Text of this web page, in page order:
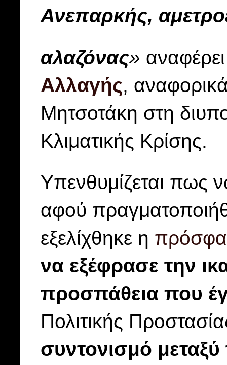
Ανεπαρκής,
αλαζόνας»
Αλλαγής,
Μητσοτάκη στη
Κλιματικής Κρίσης.
Υπενθυμίζεται πως
αφού
εξελίχθηκε η
να εξέφρασε την
προσπάθεια που
Πολιτικής
συντονισμό